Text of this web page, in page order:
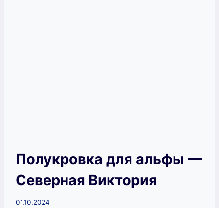
Полукровка для альфы —
Северная Виктория
01.10.2024